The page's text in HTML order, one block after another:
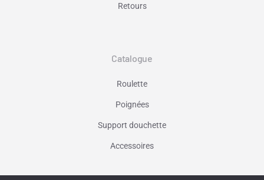
Retours
Catalogue
Roulette
Poignées
Support douchette
Accessoires